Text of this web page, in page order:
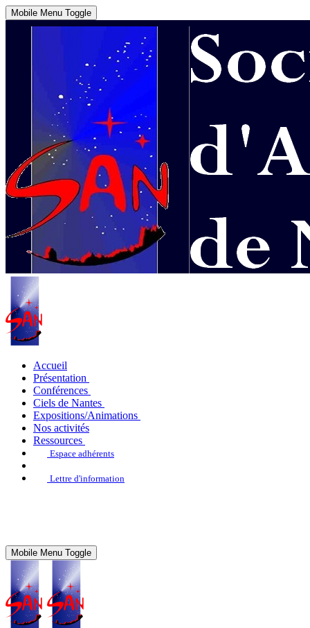
Mobile Menu Toggle
Accueil
Présentation
Conférences
Ciels de Nantes
Expositions/Animations
Nos activités
Ressources
Espace adhérents
Lettre d'information
Mobile Menu Toggle